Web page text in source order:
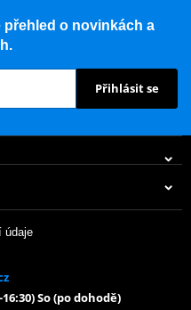
přehled o novinkách a
Přihlásit se
údaje
16:30) So (po dohodě)